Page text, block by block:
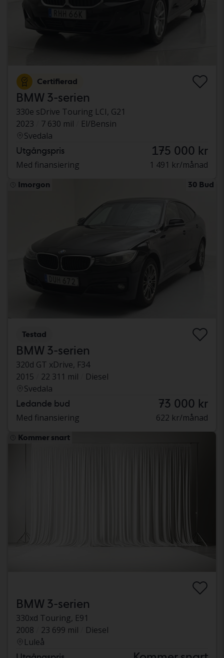
Certifierad
BMW 3-serien
330e sDrive Touring LCI, G21
2023
7 630 mil
El/Bensin
Svedala
Utgångspris 175 000 kr
Med finansiering 1 491 kr/månad
Imorgon 30 Bud
Testad
BMW 3-serien
320d GT xDrive, F34
2015
22 311 mil
Diesel
Svedala
Ledande bud 73 000 kr
Med finansiering 622 kr/månad
Kommer snart
BMW 3-serien
330xd Touring, E91
2008
23 699 mil
Diesel
Luleå